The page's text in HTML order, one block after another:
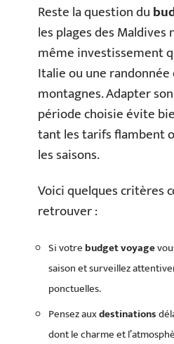
Reste la question du
les plages des Maldives
même investissement
Italie ou une randonnée
montagnes. Adapter son
période choisie évite
tant les tarifs flambent
les saisons.
Voici quelques critères
retrouver :
Si votre budget voyage
saison et surveillez
ponctuelles.
Pensez auxdestinations
dont le charme et